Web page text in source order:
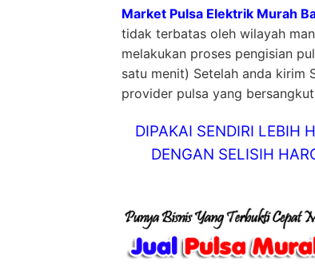
Market Pulsa Elektrik Murah
tidak terbatas oleh wilayah
melakukan proses pengisian
satu menit) Setelah anda kirim
provider pulsa yang
DIPAKAI SENDIRI LEBIH
DENGAN SELISIH